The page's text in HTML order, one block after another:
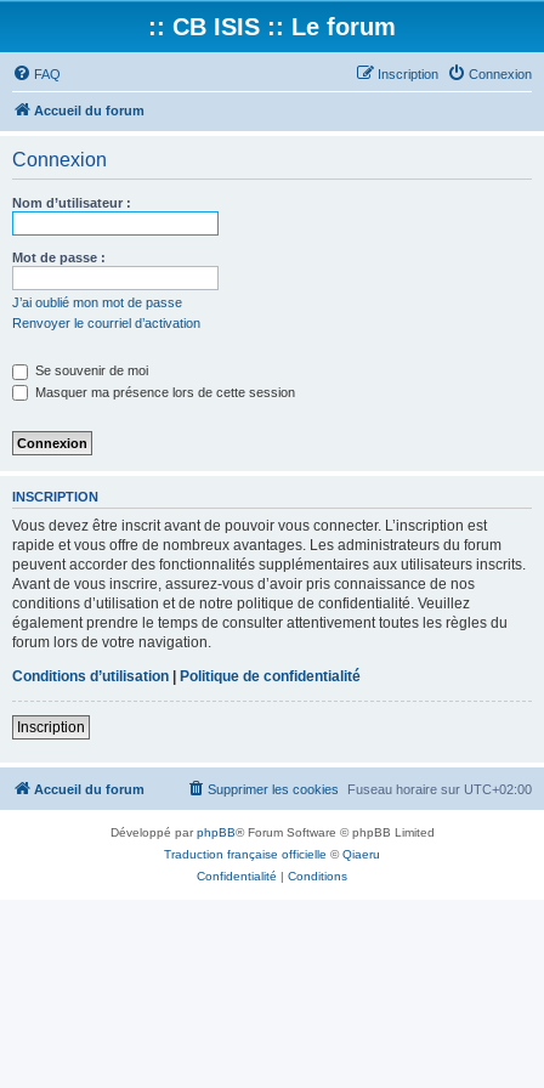
:: CB ISIS :: Le forum
FAQ Connexion
Inscription
Accueil du forum
Connexion
Nom d’utilisateur :
Mot de passe :
J’ai oublié mon mot de passe
Renvoyer le courriel d’activation
Se souvenir de moi
Masquer ma présence lors de cette session
INSCRIPTION
Vous devez être inscrit avant de pouvoir vous connecter. L’inscription est
rapide et vous offre de nombreux avantages. Les administrateurs du forum
peuvent accorder des fonctionnalités supplémentaires aux utilisateurs inscrits.
Avant de vous inscrire, assurez-vous d’avoir pris connaissance de nos
conditions d’utilisation et de notre politique de confidentialité. Veuillez
également prendre le temps de consulter attentivement toutes les règles du
forum lors de votre navigation.
Conditions d’utilisation | Politique de confidentialité
Inscription
Accueil du forum Fuseau horaire sur UTC+02:00
Supprimer les cookies
Développé parphpBB® Forum Software © phpBB Limited
Traduction française officielle ©Qiaeru
Confidentialité | Conditions